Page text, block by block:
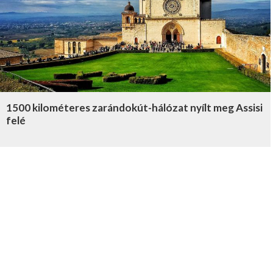
1500 kilométeres zarándokút-hálózat nyílt meg Assisi
felé